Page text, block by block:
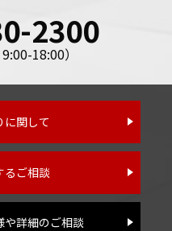
2300
18:00）
に関して
るご相談
詳細のご相談